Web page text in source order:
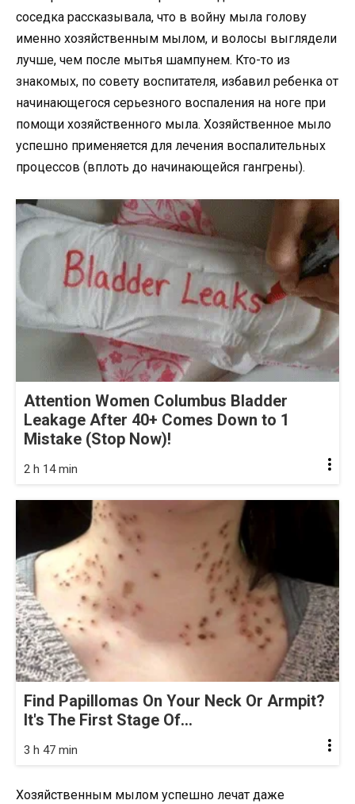
соседка рассказывала, что в войну мыла голову
именно хозяйственным мылом, и волосы выглядели
лучше, чем после мытья шампунем. Кто-то из
знакомых, по совету воспитателя, избавил ребенка от
начинающегося серьезного воспаления на ноге при
помощи хозяйственного мыла. Хозяйственное мыло
успешно применяется для лечения воспалительных
процессов (вплоть до начинающейся гангрены).
Attention Women Columbus Bladder
Leakage After 40+ Comes Down to 1
Mistake (Stop Now)!
2 h 14 min
Find Papillomas On Your Neck Or Armpit?
It's The First Stage Of...
3 h 47 min
Хозяйственным мылом успешно лечат даже